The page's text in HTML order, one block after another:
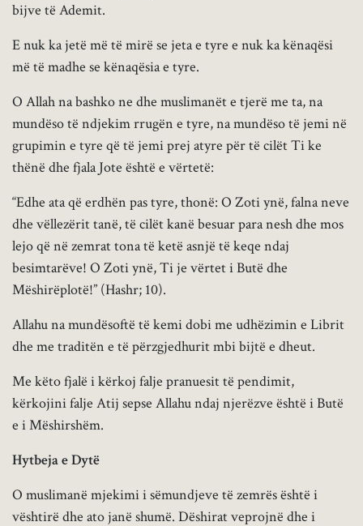
bijve të Ademit.
E nuk ka jetë më të mirë se jeta e tyre e nuk ka kënaqësi
më të madhe se kënaqësia e tyre.
O Allah na bashko ne dhe muslimanët e tjerë me ta, na
mundëso të ndjekim rrugën e tyre, na mundëso të jemi në
grupimin e tyre që të jemi prej atyre për të cilët Ti ke
thënë dhe fjala Jote është e vërtetë:
“Edhe ata që erdhën pas tyre, thonë: O Zoti ynë, falna neve
dhe vëllezërit tanë, të cilët kanë besuar para nesh dhe mos
lejo që në zemrat tona të ketë asnjë të keqe ndaj
besimtarëve! O Zoti ynë, Ti je vërtet i Butë dhe
Mëshirëplotë!” (Hashr; 10).
Allahu na mundësoftë të kemi dobi me udhëzimin e Librit
dhe me traditën e të përzgjedhurit mbi bijtë e dheut.
Me këto fjalë i kërkoj falje pranuesit të pendimit,
kërkojini falje Atij sepse Allahu ndaj njerëzve është i Butë
e i Mëshirshëm.
Hytbeja e Dytë
O muslimanë mjekimi i sëmundjeve të zemrës është i
vështirë dhe ato janë shumë. Dëshirat veprojnë dhe i